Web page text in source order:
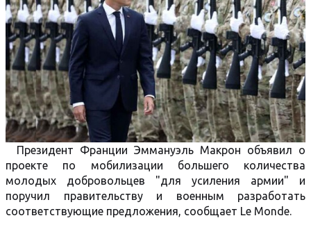
Президент Франции Эммануэль Макрон объявил о
проекте по мобилизации большего количества
молодых добровольцев "для усиления армии" и
поручил правительству и военным разработать
соответствующие предложения, сообщает Le Monde.